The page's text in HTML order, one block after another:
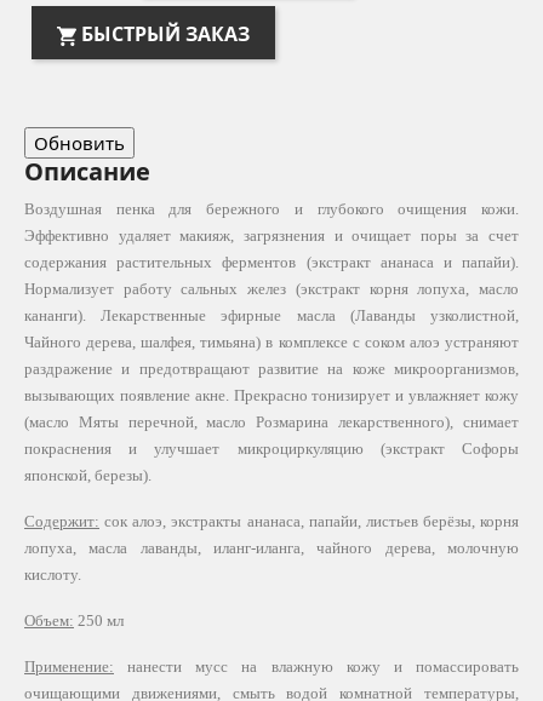
БЫСТРЫЙ ЗАКАЗ
Описание
Воздушная пенка для бережного и глубокого очищения кожи.
Эффективно удаляет макияж, загрязнения и очищает поры за счет
содержания растительных ферментов (экстракт ананаса и папайи).
Нормализует работу сальных желез (экстракт корня лопуха, масло
кананги). Лекарственные эфирные масла (Лаванды узколистной,
Чайного дерева, шалфея, тимьяна) в комплексе с соком алоэ устраняют
раздражение и предотвращают развитие на коже микроорганизмов,
вызывающих появление акне. Прекрасно тонизирует и увлажняет кожу
(масло Мяты перечной, масло Розмарина лекарственного), снимает
покраснения и улучшает микроциркуляцию (экстракт Софоры
японской, березы).
Содержит: сок алоэ, экстракты ананаса, папайи, листьев берёзы, корня
лопуха, масла лаванды, иланг-иланга, чайного дерева, молочную
кислоту.
Объем: 250 мл
Применение: нанести мусс на влажную кожу и помассировать
очищающими движениями, смыть водой комнатной температуры,